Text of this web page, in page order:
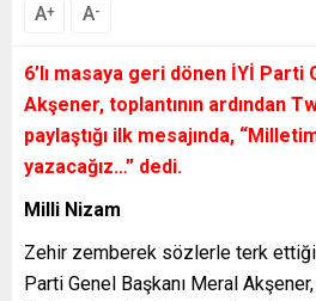
A+ A-
6’lı masaya geri dönen İYİ Parti
Akşener, toplantının ardından
paylaştığı ilk mesajında,
yazacağız…” dedi.
Milli Nizam
Zehir zemberek sözlerle terk
Parti Genel Başkanı Meral Akşener,